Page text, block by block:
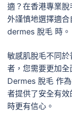
適？在香港專業
外謹慎地選擇適
dermes 脫毛 時。
敏感肌脫毛不同
者，您需要更加全
Dermes 脫毛 作
者提供了安全有
時更有信心。